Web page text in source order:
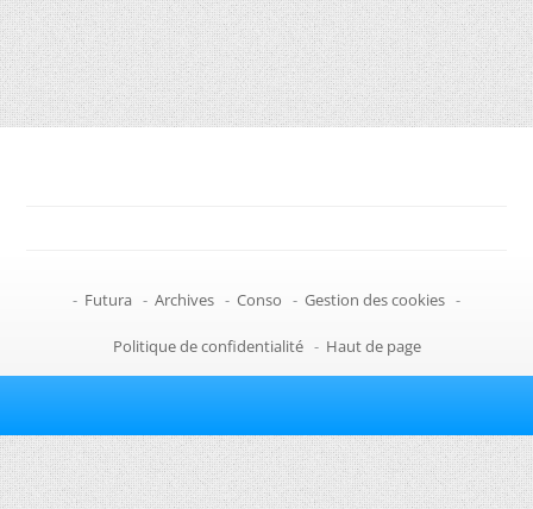
- Futura - Archives - Conso - Gestion des cookies -
Politique de confidentialité - Haut de page